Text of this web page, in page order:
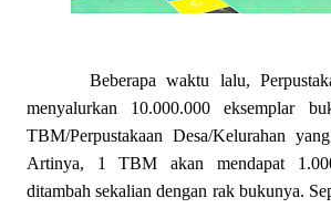
Beberapa waktu lalu,
menyalurkan 10.000.000 eksemplar
TBM/Perpustakaan Desa/Kelurahan
Artinya, 1 TBM akan mendapat
ditambah sekalian dengan rak bukunya.